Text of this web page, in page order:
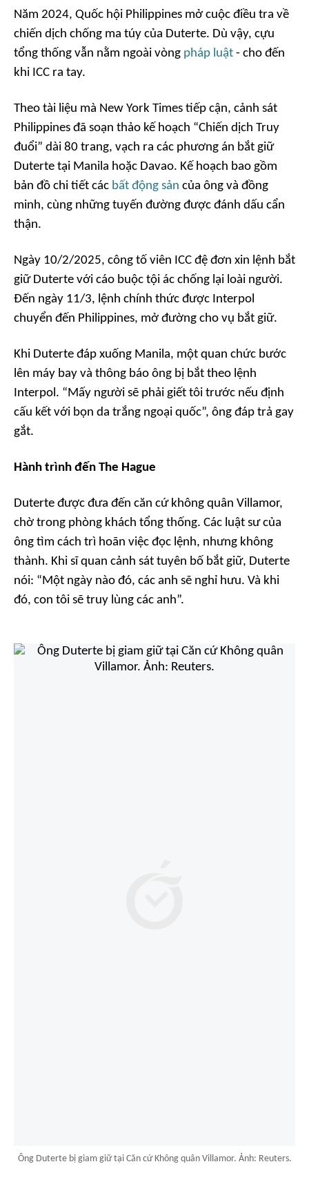
Năm 2024, Quốc hội Philippines mở cuộc điều tra về
chiến dịch chống ma túy của Duterte. Dù vậy, cựu
tổng thống vẫn nằm ngoài vòng pháp luật - cho đến
khi ICC ra tay.
Theo tài liệu mà New York Times tiếp cận, cảnh sát
Philippines đã soạn thảo kế hoạch “Chiến dịch Truy
đuổi” dài 80 trang, vạch ra các phương án bắt giữ
Duterte tại Manila hoặc Davao. Kế hoạch bao gồm
bản đồ chi tiết các bất động sản của ông và đồng
minh, cùng những tuyến đường được đánh dấu cẩn
thận.
Ngày 10/2/2025, công tố viên ICC đệ đơn xin lệnh bắt
giữ Duterte với cáo buộc tội ác chống lại loài người.
Đến ngày 11/3, lệnh chính thức được Interpol
chuyển đến Philippines, mở đường cho vụ bắt giữ.
Khi Duterte đáp xuống Manila, một quan chức bước
lên máy bay và thông báo ông bị bắt theo lệnh
Interpol. “Mấy người sẽ phải giết tôi trước nếu định
cấu kết với bọn da trắng ngoại quốc”, ông đáp trả gay
gắt.
Hành trình đến The Hague
Duterte được đưa đến căn cứ không quân Villamor,
chờ trong phòng khách tổng thống. Các luật sư của
ông tìm cách trì hoãn việc đọc lệnh, nhưng không
thành. Khi sĩ quan cảnh sát tuyên bố bắt giữ, Duterte
nói: “Một ngày nào đó, các anh sẽ nghỉ hưu. Và khi
đó, con tôi sẽ truy lùng các anh”.
Ông Duterte bị giam giữ tại Căn cứ Không quân Villamor. Ảnh: Reuters.